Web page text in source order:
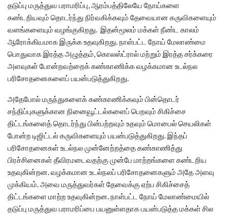
தடுப்பு மருத்துவ பராமரிப்பு, ஆரம்பத்திலேயே நோய்களை
கண்டறியவும் தொடர்ந்து நிர்வகிக்கவும் தேவையான கருவிகளையும்
வளங்களையும் வழங்குகிறது. இதன்மூலம் மக்கள் நீண்ட காலம்
ஆரோக்கியமாக இருக்க உதவுகிறது. நாள்பட்ட நோய் மேலாண்மை
பொதுவாக இரத்த அழுத்தம், கொலஸ்ட்ரால் மற்றும் இரத்த சர்க்கரை
அளவுகள் போன்றவற்றைக் கண்காணிக்க வழக்கமான உடல்நல
பரிசோதனைகளைப் பயன்படுத்துகிறது.
அதேபோல் மருந்துகளைக் கண்காணிக்கவும் பின்தொடர்
சந்திப்புகளுக்கான நினைவூட்டல்களைப் பெறவும் சிகிச்சை
திட்டங்களைத் தொடர்ந்து பின்பற்றவும் உதவும் மொபைல் செயலிகள்
போன்ற டிஜிட்டல் கருவிகளையும் பயன்படுத்துகிறது. இந்தப்
பரிசோதனைகள் உடல்நல முன்னேற்றத்தை கண்காணித்து
பிரச்சினைகள் தீவிரமடைவதற்கு முன்பே மாற்றங்களை கண்டறிய
உதவுகின்றன. வழக்கமான உடல்நலப் பரிசோதனைகளும் அதே அளவு
முக்கியம். அவை மருத்துவர்கள் தேவைக்கு ஏற்ப சிகிச்சைத்
திட்டங்களை மாற்ற உதவுகின்றன. நாள்பட்ட நோய் மேலாண்மையில்
தடுப்பு மருத்துவ பராமரிப்பை பயனுள்ளதாக பயன்படுத்த மக்கள் சில